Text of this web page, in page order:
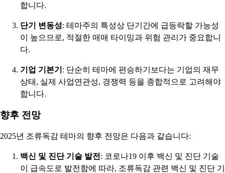
합니다.
단기 변동성: 테마주의 특성상 단기간에 급등락할 가능성
이 높으므로, 적절한 매매 타이밍과 위험 관리가 중요합니
다.
기업 기본기 : 단순히 테마에 편승하기보다는 기업의 재무
상태, 실제 사업연관성, 경쟁력 등을 종합적으로 고려해야
합니다.
향후 전망
2025년 조류독감 테마의 향후 전망은 다음과 같습니다:
백신 및 진단 기술 발전 : 코로나19 이후 백신 및 진단 기술
이 급속도로 발전함에 따라, 조류독감 관련 백신 및 진단 기